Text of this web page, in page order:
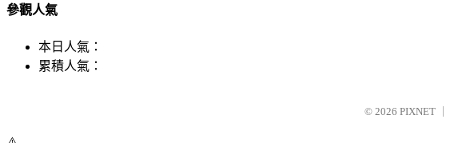
參觀人氣
本日人氣：
累積人氣：
© 2026 PIXNET